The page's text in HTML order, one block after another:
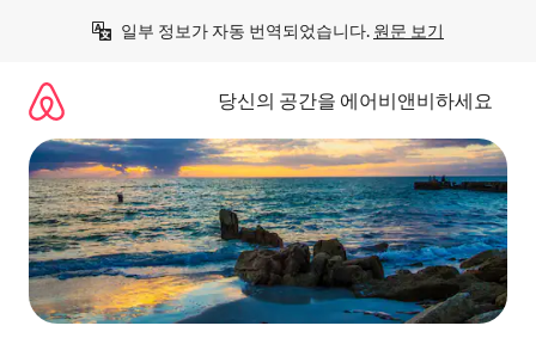
일부 정보가 자동 번역되었습니다. 원문 보기
당신의 공간을 에어비앤비하세요